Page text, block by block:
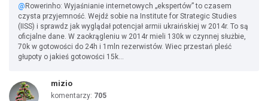
@ Rowerinho: Wyjaśnianie internetowych „ekspertów” to czasem
czysta przyjemność. Wejdź sobie na Institute for Strategic Studies
(IISS) i sprawdz jak wyglądał potencjał armii ukraińskiej w 2014r. To są
oficjalne dane. W zaokrągleniu w 2014r mieli 130k w czynnej służbie,
70k w gotowości do 24h i 1mln rezerwistów. Wiec przestań pleść
głupoty o jakieś gotowości 15k…
mizio
komentarzy: 705